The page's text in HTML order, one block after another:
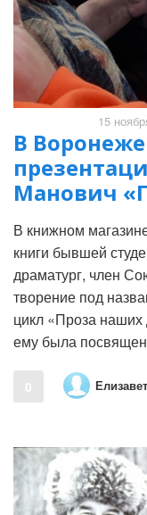
15
В
Манович
В книжном
книги бывшей
драматург, член
творение под
цикл «Проза
ему была
0